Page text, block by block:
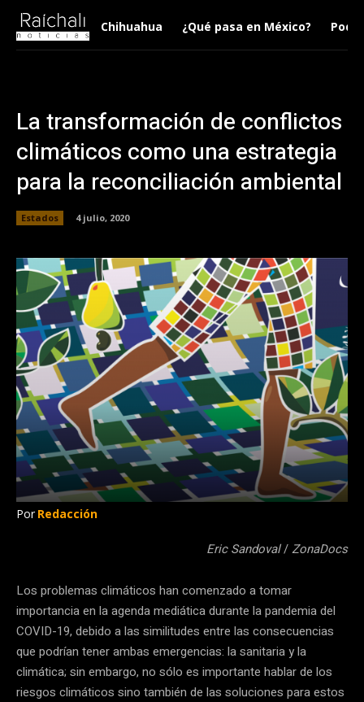
Chihuahua ¿Qué pasa en México?
La transformación de conflictos
climáticos como una estrategia
para la reconciliación ambiental
Estados 4 julio, 2020
Por Redacción
Eric Sandoval/ZonaDocs
Los problemas climáticos han comenzado a tomar
importancia en la agenda mediática durante la pandemia del
COVID-19, debido a las similitudes entre las consecuencias
que podrían tener ambas emergencias: la sanitaria y la
climática; sin embargo, no sólo es importante hablar de los
riesgos climáticos sino también de las soluciones para estos